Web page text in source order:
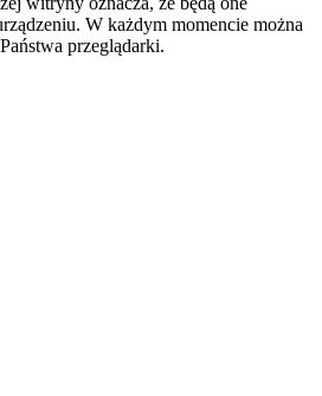
W każdym momencie można
przeglądarki.